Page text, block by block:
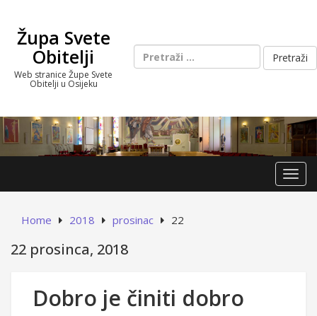
contentŽupa Svete
Obitelji
Web stranice Župe Svete
Obitelji u Osijeku
Pretraži:
Home 2018 prosinac 22
22 prosinca, 2018
Dobro je činiti dobro